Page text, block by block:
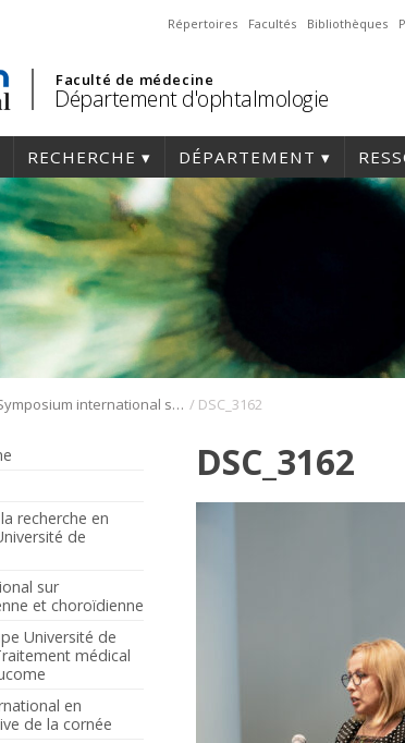
Répertoires Facultés Bibliothèques
Faculté de médecine
Département d'ophtalmologie
RECHERCHE DÉPARTEMENT
Symposium international sur l’angiogenèse rétinienne et choroïdienne / DSC_3162
recherche en
de
sur
et choroïdienne
Université de
médical
en
de la cornée
DSC_3162